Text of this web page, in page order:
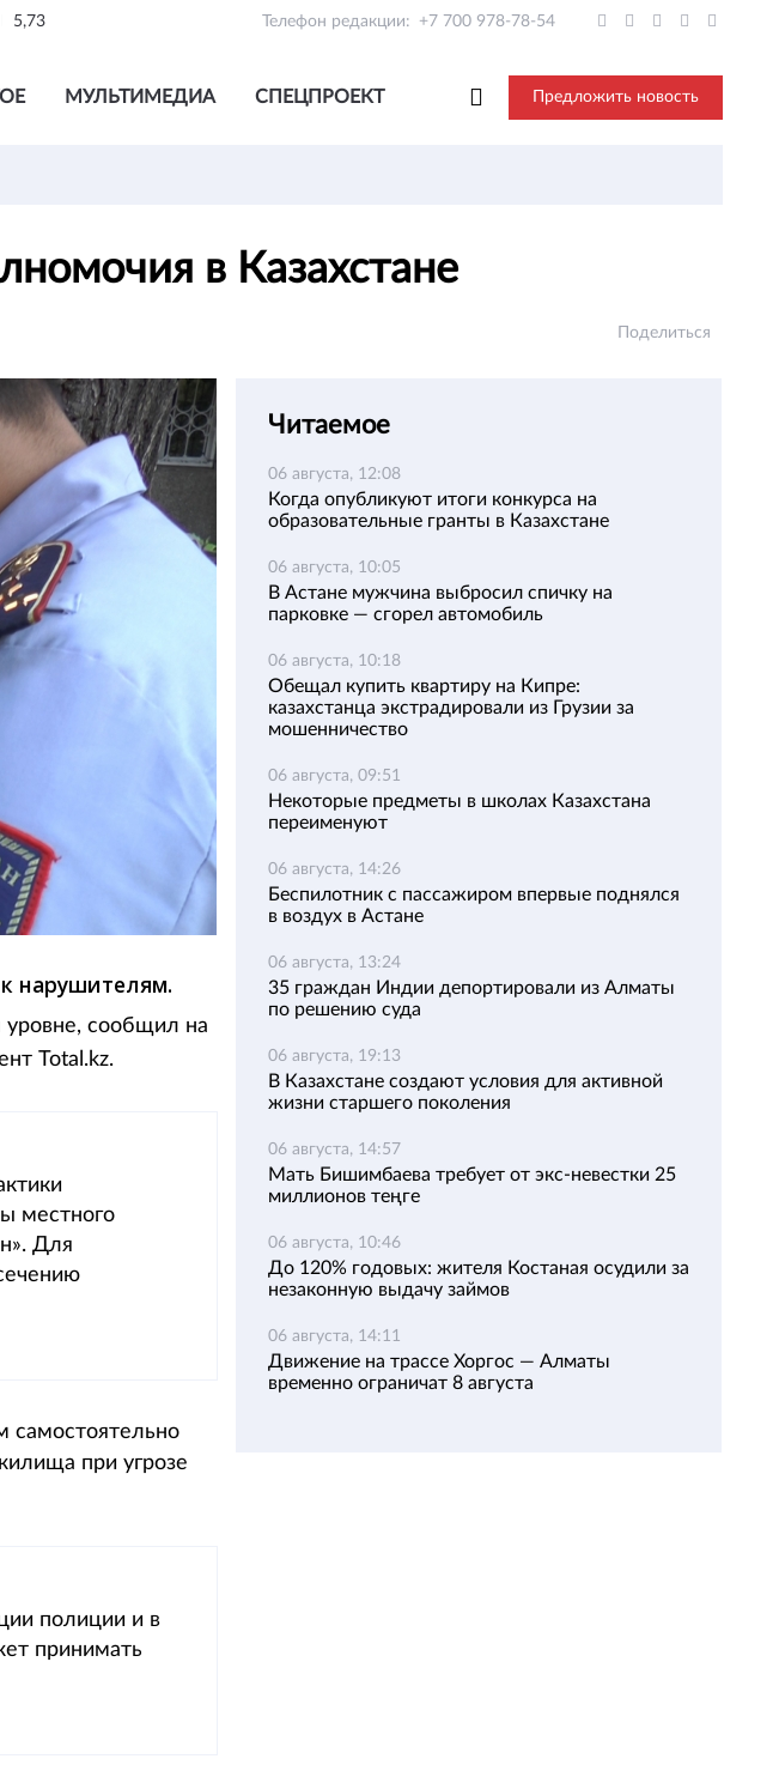
5,73 Телефон редакции: +7 700 978-78-54
МУЛЬТИМЕДИА СПЕЦПРОЕКТ Предложить новость
в Казахстане
Поделиться
нарушителям.
уровне, сообщил на
Total.kz.
местного
Для
самостоятельно
при угрозе
полиции и в
принимать
Читаемое
06 августа, 12:08
Когда опубликуют итоги конкурса на
образовательные гранты в Казахстане
06 августа, 10:05
В Астане мужчина выбросил спичку на
парковке — сгорел автомобиль
06 августа, 10:18
Обещал купить квартиру на Кипре:
казахстанца экстрадировали из Грузии за
мошенничество
06 августа, 09:51
Некоторые предметы в школах Казахстана
переименуют
06 августа, 14:26
Беспилотник с пассажиром впервые поднялся
в воздух в Астане
06 августа, 13:24
35 граждан Индии депортировали из Алматы
по решению суда
06 августа, 19:13
В Казахстане создают условия для активной
жизни старшего поколения
06 августа, 14:57
Мать Бишимбаева требует от экс-невестки 25
миллионов теңге
06 августа, 10:46
До 120% годовых: жителя Костаная осудили за
незаконную выдачу займов
06 августа, 14:11
Движение на трассе Хоргос — Алматы
временно ограничат 8 августа